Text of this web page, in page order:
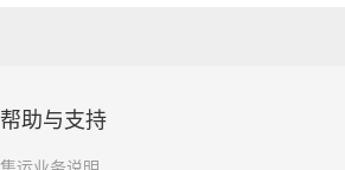
帮助与支持